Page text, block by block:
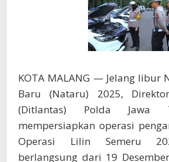
KOTA MALANG — Jelang libur
Baru (Nataru) 2025,
(Ditlantas) Polda Jawa
mempersiapkan operasi
Operasi Lilin Semeru
berlangsung dari 19